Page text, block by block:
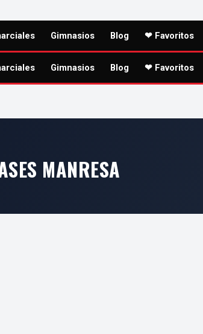
Gimnasios Blog ❤ Favoritos
Gimnasios Blog ❤ Favoritos
MANRESA